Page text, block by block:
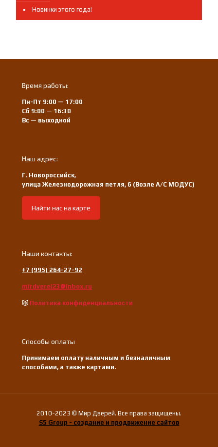
Новинки этого года!
Время работы:
Пн-Пт 9:00 — 17:00
Сб 9:00 — 16:30
Вс — выходной
Наш адрес:
Г. Новороссийск,
улица Железнодорожная петля, 6 (Возле А/С МОДУС)
Найти нас на карте
Наши контакты:
+7 (995) 264-27-92
mirdverei23@inbox.ru
Политика конфиденциальности
Способы оплаты
Принимаем оплату наличным и безналичным
способами, а также картами.
2010-2023 © Мир Дверей. Все права защищены.
S5 Group - создание и продвижение сайтов